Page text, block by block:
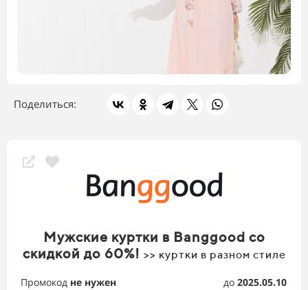
Скидки магазина
Поделиться:
Мужские куртки в Banggood со
скидкой до 60%! >> куртки в разном стиле
Промокод не нужен до 2025.05.10